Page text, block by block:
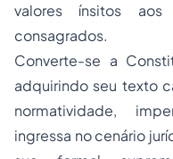
valores ínsitos aos
consagrados.
Converte-se a
adquirindo seu texto
normatividade,
ingressa no cenário